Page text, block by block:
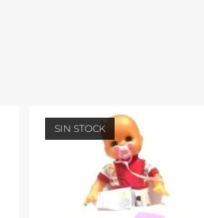
SIN STOCK